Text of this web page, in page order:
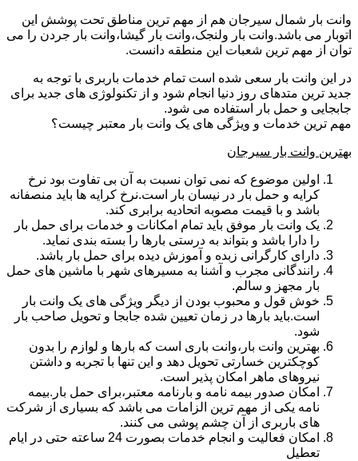
وانت بار شمال سیرجان هم از مهم ترین مناطق تحت پوشش این
اتوبار می باشد.وانت بار ولنجک،وانت بار گیشا،وانت بار جردن را می
توان از مهم ترین شعبات این منطقه دانست.
در این وانت بار سعی شده است تمام خدمات باربری با توجه به
جدید ترین متدهای روز دنیا انجام شود و از تکنولوژی های جدید برای
جابجایی و حمل بار استفاده می شود.
مهم ترین خدمات و ویژگی های یک وانت بار معتبر چیست؟
بهترین وانت بار سیرجان
اولین موضوع که نمی توان نسبت به آن بی تفاوت بود نرخ
کرایه و حمل بار در نیسان بار است.نرخ کرایه ها باید منصفانه
باشد و با قیمت مصوبه اتحادیه برابری کند.
یک وانت بار موفق باید تمام امکانات و خدمات برای حمل بار
را دارا باشد و بتواند به درستی بارها را بسته بندی نماید.
دارای کارگرانی زبده و آموزش دیده برای حمل بار باشد.
رانندگانی مجرب و آشنا به مسیرهای شهر با ماشین های حمل
بار مجهز و سالم.
خوش قول و محبوب بودن از دیگر ویژگی های یک وانت بار
است.باید بارها در زمان تعیین شده جابجا و تحویل صاحب بار
شود.
بهترین وانت بار،وانت باری است که بارها و لوازم را بدون
کوچکترین خسارتی تحویل دهد و این تنها با تجربه و داشتن
نیروهای ماهر امکان پذیر است.
امکان صدور بیمه نامه و بارنامه معتبر،برای حمل بار.بیمه
نامه یکی از مهم ترین الزامات می باشد که بسیاری از شرکت
های باربری از آن چشم پوشی می کنند.
امکان فعالیت و انجام خدمات بصورت 24 ساعته حتی در ایام
تعطیل